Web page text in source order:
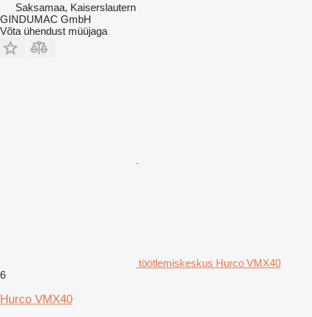
Saksamaa, Kaiserslautern
GINDUMAC GmbH
Võta ühendust müüjaga
töötlemiskeskus Hurco VMX40
6
Hurco VMX40